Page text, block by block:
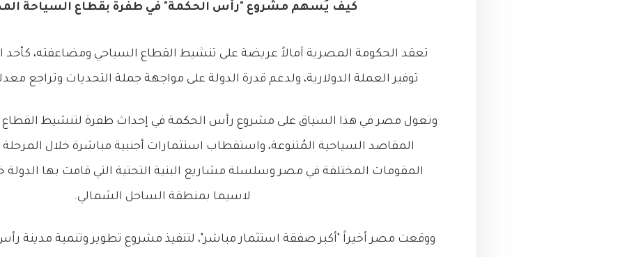
كيف يُسهم مشروع "رأس الحكمة" في طفرة بقطاع السياحة
تعقد الحكومة المصرية آمالاً عريضة على تنشيط القطاع السياحي ومضاعفته، كأحد
توفير العملة الدولارية، ولدعم قدرة الدولة على مواجهة جملة التحديات وتراجع
وتعول مصر في هذا السياق على مشروع رأس الحكمة في إحداث طفرة لتنشيط القطاع
المقاصد السياحية المُتنوعة، واستقطاب استثمارات أجنبية مباشرة خلال
المقومات المختلفة في مصر وسلسلة مشاريع البنية التحتية التي قامت بها الدولة
لاسيما بمنطقة الساحل الشمالي.
ووقعت مصر أخيراً "أكبر صفقة استثمار مباشر"، لتنفيذ مشروع تطوير وتنمية مدينة